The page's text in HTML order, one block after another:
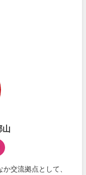
山
か交流拠点として、